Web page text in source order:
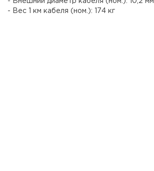
- Вес 1 км кабеля (ном.): 174 кг